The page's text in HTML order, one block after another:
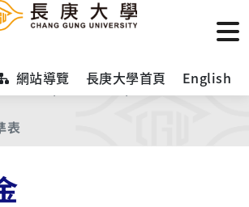
網站導覽 長庚大學首頁 English
專區】 獎助學金
學雜費減免
表